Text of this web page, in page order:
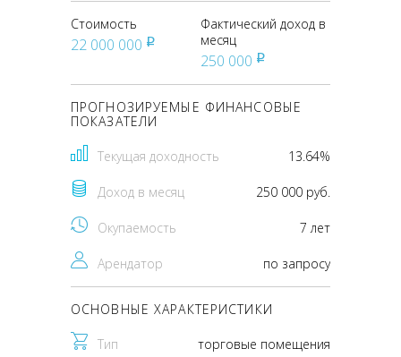
Стоимость
22 000 000 pуб
Фактический доход в
месяц
250 000 pуб
ПРОГНОЗИРУЕМЫЕ ФИНАНСОВЫЕ
ПОКАЗАТЕЛИ
Текущая доходность 13.64%
Доход в месяц 250 000 руб.
Окупаемость 7 лет
Арендатор по запросу
ОСНОВНЫЕ ХАРАКТЕРИСТИКИ
Тип торговые помещения